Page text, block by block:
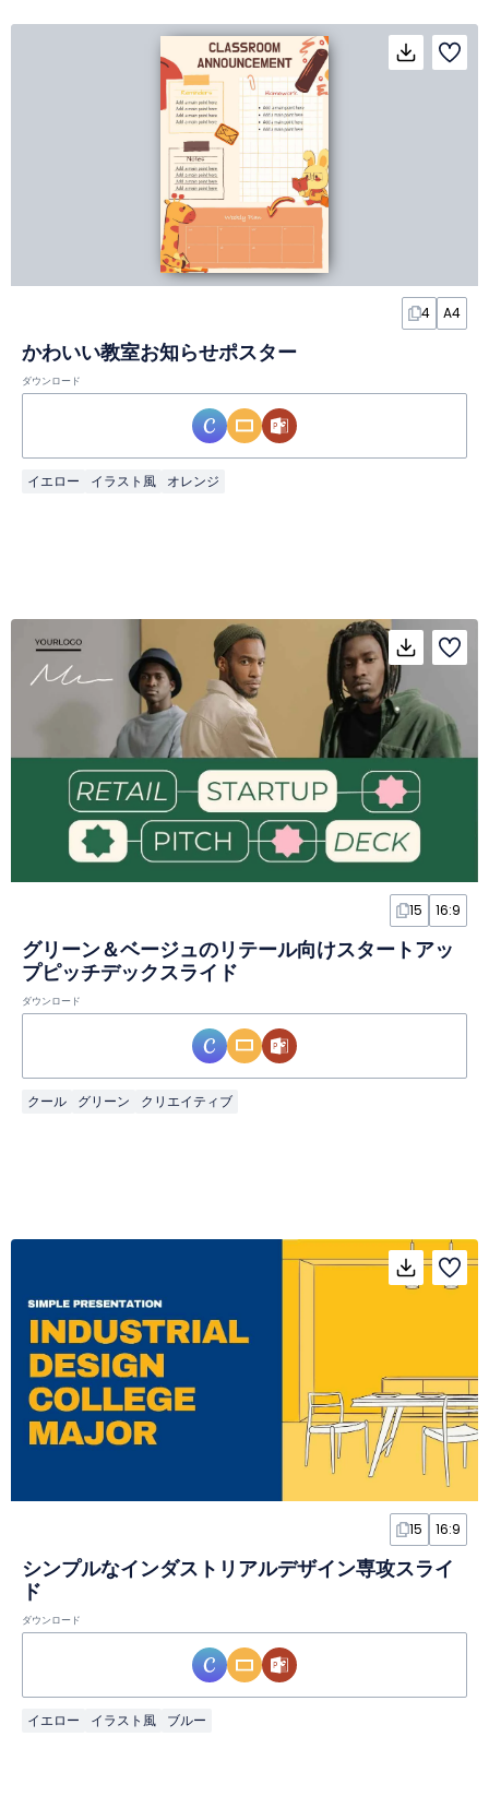
4 A4
かわいい教室お知らせポスター
ダウンロード
イエロー イラスト風 オレンジ
15 16:9
グリーン＆ベージュのリテール向けスタートアッ
プピッチデックスライド
ダウンロード
クール グリーン クリエイティブ
15 16:9
シンプルなインダストリアルデザイン専攻スライ
ド
ダウンロード
イエロー イラスト風 ブルー